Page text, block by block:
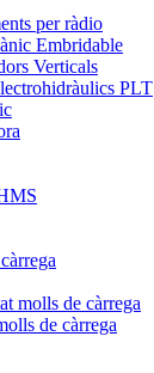
per ràdio
Embridable
Verticals
PLT
molls de càrrega
de càrrega